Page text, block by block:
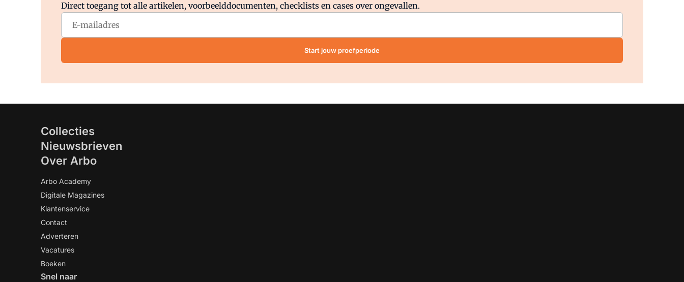
Direct toegang tot alle artikelen, voorbeelddocumenten, checklists en cases over ongevallen.
Start jouw proefperiode
Collecties
Nieuwsbrieven
Over Arbo
Arbo Academy
Digitale Magazines
Klantenservice
Contact
Adverteren
Vacatures
Boeken
Snel naar